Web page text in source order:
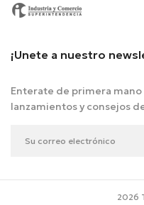
¡Unete a nuestro
Enterate de primera
lanzamientos y consejos
2026